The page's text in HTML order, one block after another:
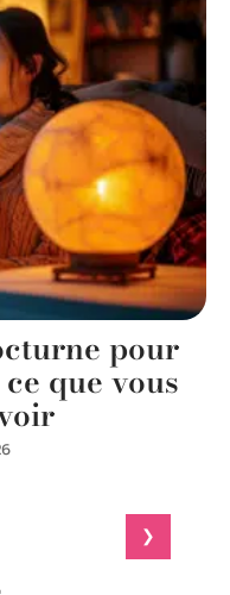
pour
que vous